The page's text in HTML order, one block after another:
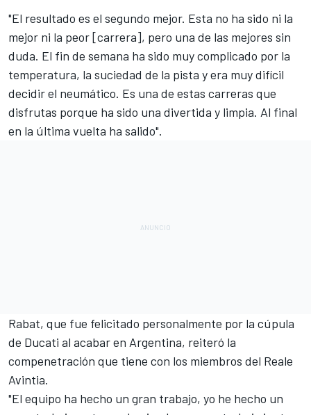
"El resultado es el segundo mejor. Esta no ha sido ni la
mejor ni la peor [carrera], pero una de las mejores sin
duda. El fin de semana ha sido muy complicado por la
temperatura, la suciedad de la pista y era muy difícil
decidir el neumático. Es una de estas carreras que
disfrutas porque ha sido una divertida y limpia. Al final
en la última vuelta ha salido".
Rabat, que fue felicitado personalmente por la cúpula
de Ducati al acabar en Argentina, reiteró la
compenetración que tiene con los miembros del Reale
Avintia.
"El equipo ha hecho un gran trabajo, yo he hecho un